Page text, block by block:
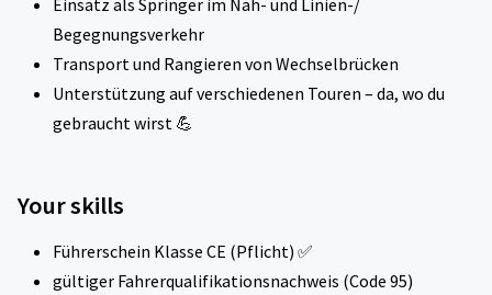
Einsatz als Springer im Nah- und Linien-/
Begegnungsverkehr
Transport und Rangieren von Wechselbrücken
Unterstützung auf verschiedenen Touren – da, wo du
gebraucht wirst 💪
Your skills
Führerschein Klasse CE (Pflicht) ✅
gültiger Fahrerqualifikationsnachweis (Code 95)